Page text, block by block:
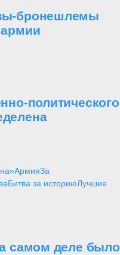
бронешлемы
армии
политического
АрмияЗа
Битва за историюЛучшие
самом деле было